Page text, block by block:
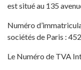
est situé au 135
Numéro
sociétés de Paris :
Le Numéro de TVA